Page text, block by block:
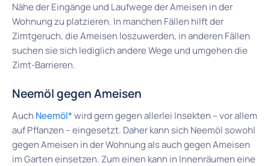
Nähe der Eingänge und Laufwege der Ameisen in der
Wohnung zu platzieren. In manchen Fällen hilft der
Zimtgeruch, die Ameisen loszuwerden, in anderen Fällen
suchen sie sich lediglich andere Wege und umgehen die
Zimt-Barrieren.
Neemöl gegen Ameisen
Auch Neemöl*wird gern gegen allerlei Insekten – vor allem
auf Pflanzen – eingesetzt. Daher kann sich Neemöl sowohl
gegen Ameisen in der Wohnung als auch gegen Ameisen
im Garten einsetzen. Zum einen kann in Innenräumen eine